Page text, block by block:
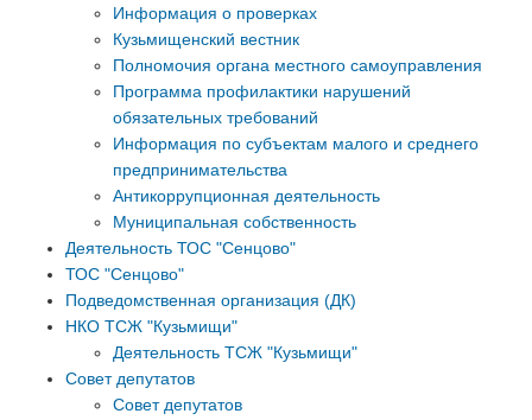
Информация о проверках
Кузьмищенский вестник
Полномочия органа местного самоуправления
Программа профилактики нарушений
обязательных требований
Информация по субъектам малого и среднего
предпринимательства
Антикоррупционная деятельность
Муниципальная собственность
Деятельность ТОС "Сенцово"
ТОС "Сенцово"
Подведомственная организация (ДК)
НКО ТСЖ "Кузьмищи"
Деятельность ТСЖ "Кузьмищи"
Совет депутатов
Совет депутатов